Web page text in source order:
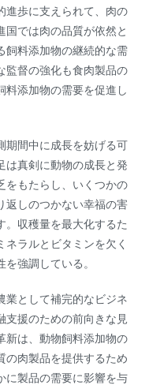
進歩に支えられて、肉の
では肉の品質が依然と
飼料添加物の継続的な需
監督の強化も食肉製品の
料添加物の需要を促進し
期間中に成長を妨げる可
は真剣に動物の成長と発
をもたらし、いくつかの
返しのつかない幸福の害
。収穫量を最大化するた
ラルとビタミンを欠く
強調している。
業として補完的なビジネ
支援のための前向きな見
新は、動物飼料添加物の
の肉製品を提供するため
に製品の需要に影響を与